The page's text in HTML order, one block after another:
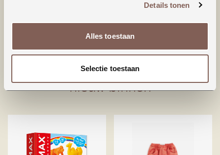
Details tonen
Alles toestaan
Selectie toestaan
Productinformatie
95% Biologisch katoen
5% Elastaan
nieuw binnen